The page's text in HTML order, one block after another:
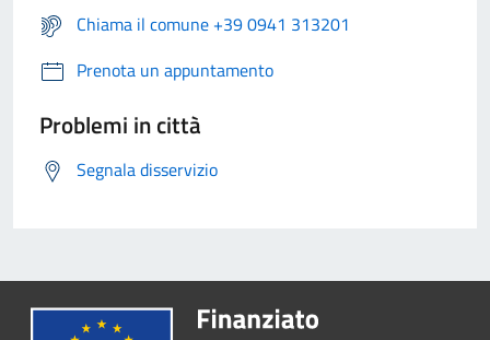
Chiama il comune +39 0941 313201
Prenota un appuntamento
Problemi in città
Segnala disservizio